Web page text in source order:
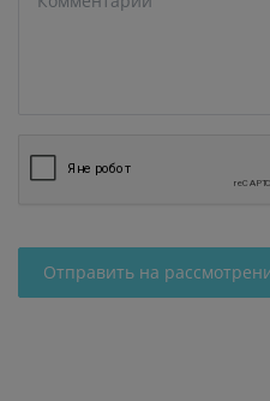
Отправить на